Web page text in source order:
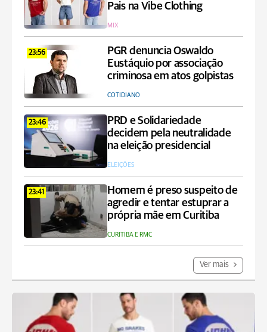
Pais na Vibe Clothing
MIX
23:56
PGR denuncia Oswaldo
Eustáquio por associação
criminosa em atos golpistas
COTIDIANO
23:46
PRD e Solidariedade
decidem pela neutralidade
na eleição presidencial
ELEIÇÕES
23:41
Homem é preso suspeito de
agredir e tentar estuprar a
própria mãe em Curitiba
CURITIBA E RMC
Ver mais